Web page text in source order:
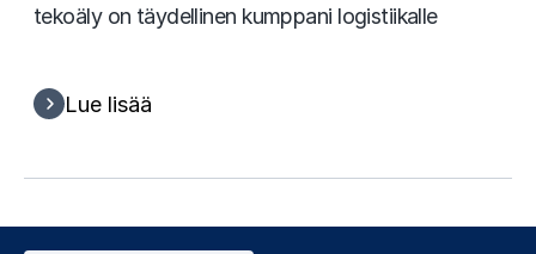
tekoäly on täydellinen kumppani logistiikalle
Lue lisää